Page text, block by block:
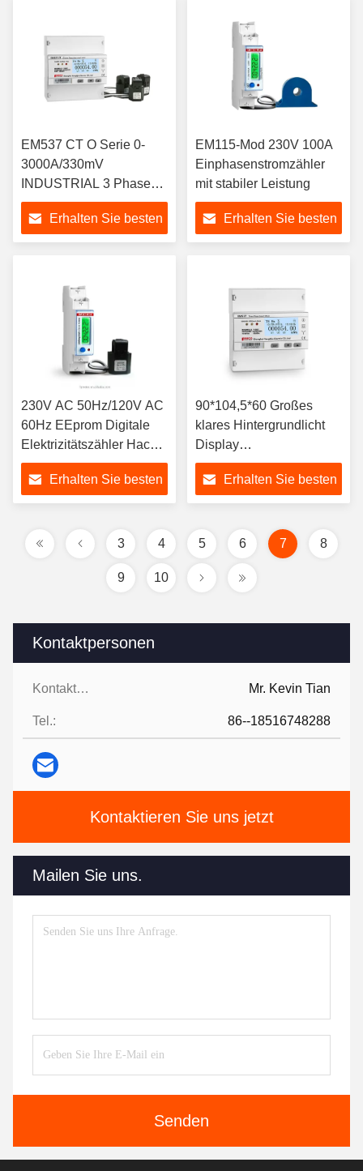
Kontaktpersonen
Kontaktpersonen: Mr. Kevin Tian
Tel.: 86--18516748288
Kontaktieren Sie uns jetzt
Mailen Sie uns.
Senden
EM537 CT O Serie 0-
3000A/330mV
INDUSTRIAL 3 Phasen
KWh-Meter MULTI-
FUNKTION RS485
MODBUS RTU
Erhalten Sie besten
EM115-Mod 230V 100A
Einphasenstromzähler
mit stabiler Leistung
Erhalten Sie besten
230V AC 50Hz/120V AC
60Hz EEprom Digitale
Elektrizitätszähler Hack
mit nur digitaler Anzeige
Erhalten Sie besten
90*104,5*60 Großes
klares Hintergrundlicht
Display
Wechselstromstatischer
elektrischer
Energiezähler Zähler
Erhalten Sie besten
3 4 5 6 7 8
9 10